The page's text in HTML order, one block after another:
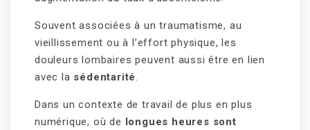
Souvent associées à un traumatisme, au
vieillissement ou à l’effort physique, les
douleurs lombaires peuvent aussi être en lien
avec la sédentarité.
Dans un contexte de travail de plus en plus
numérique, où de longues heures sont